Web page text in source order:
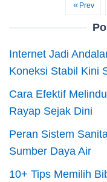
Prev
Internet Jadi
Koneksi Stabil Kini
Cara Efektif
Rayap Sejak Dini
Peran Sistem
Sumber Daya Air
10+ Tips Memilih